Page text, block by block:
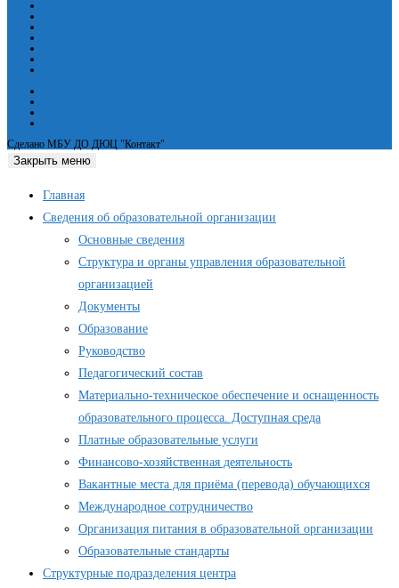
Сделано МБУ ДО ДЮЦ "Контакт"
Закрыть меню
Главная
Сведения об образовательной организации
Основные сведения
Структура и органы управления образовательной
организацией
Документы
Образование
Руководство
Педагогический состав
Материально-техническое обеспечение и оснащенность
образовательного процесса. Доступная среда
Платные образовательные услуги
Финансово-хозяйственная деятельность
Вакантные места для приёма (перевода) обучающихся
Международное сотрудничество
Организация питания в образовательной организации
Образовательные стандарты
Структурные подразделения центра